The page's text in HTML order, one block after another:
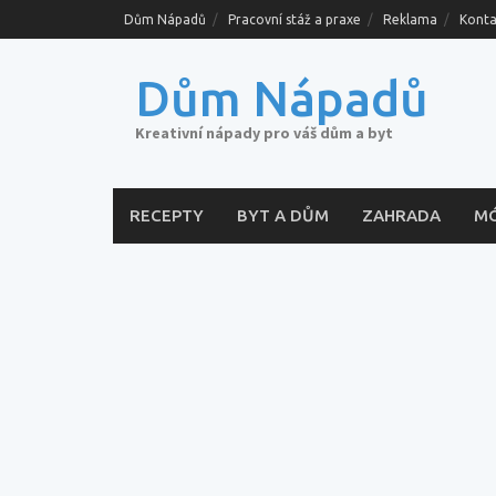
to
Dům Nápadů Pracovní stáž a praxe Reklama
Dům Nápadů
Kreativní nápady pro váš dům a byt
RECEPTY BYT A DŮM ZAHRADA